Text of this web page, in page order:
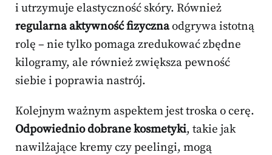
i utrzymuje elastyczność skóry. Również
regularna aktywność fizycznaodgrywa istotną
rolę – nie tylko pomaga zredukować zbędne
kilogramy, ale również zwiększa pewność
siebie i poprawia nastrój.
Kolejnym ważnym aspektem jest troska o cerę.
Odpowiednio dobrane kosmetyki, takie jak
nawilżające kremy czy peelingi, mogą